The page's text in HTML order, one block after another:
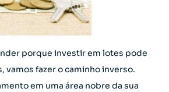
porque investir em lotes pode
vamos fazer o caminho inverso.
em uma área nobre da sua